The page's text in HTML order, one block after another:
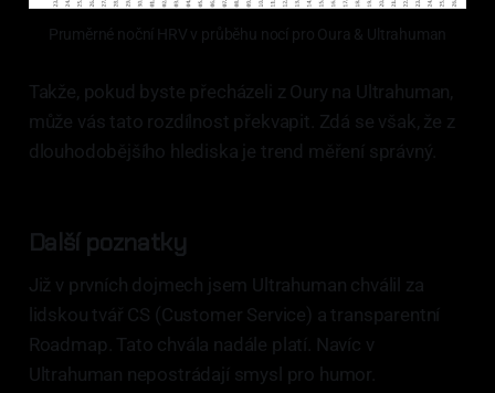
Pruměrné noční HRV v průběhu nocí pro Oura & Ultrahuman
Takže, pokud byste přecházeli z Oury na Ultrahuman,
může vás tato rozdílnost překvapit. Zdá se však, že z
dlouhodobějšího hlediska je trend měření správný.
Další poznatky
Již v prvních dojmech jsem Ultrahuman chválil za
lidskou tvář CS (Customer Service) a transparentní
Roadmap. Tato chvála nadále platí. Navíc v
Ultrahuman nepostrádají smysl pro humor.